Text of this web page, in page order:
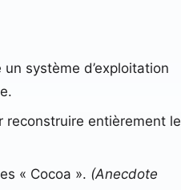
système d’exploitation
reconstruire entièrement le
« Cocoa ». (Anecdote